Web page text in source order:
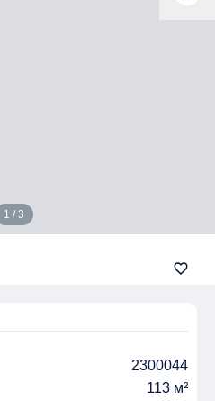
1 / 3
favorite_border
2300044
113 м²